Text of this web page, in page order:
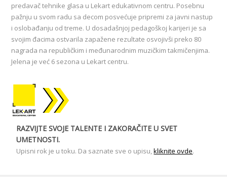
predavač tehnike glasa u Lekart edukativnom centru. Posebnu
pažnju u svom radu sa decom posvećuje pripremi za javni nastup
i oslobađanju od treme. U dosadašnjoj pedagoškoj karijeri je sa
svojim đacima ostvarila zapažene rezultate osvojivši preko 80
nagrada na republičkim i međunarodnim muzičkim takmičenjima.
Jelena je već 6 sezona u Lekart centru.
RAZVIJTE SVOJE TALENTE I ZAKORAČITE U SVET
UMETNOSTI.
Upisni rok je u toku. Da saznate sve o upisu,kliknite ovde.